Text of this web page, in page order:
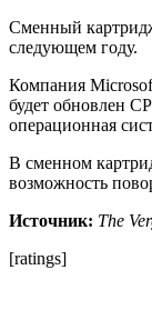
Сменный
следующем году.
Компания
будет обновлен
операционная
В сменном
возможность
Источник: The
[ratings]